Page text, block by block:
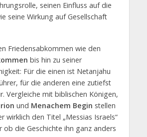
seinen Einfluss auf die
seine Wirkung auf Gesellschaft
Friedensabkommen wie den
bis hin zu seiner
Für die einen ist Netanjahu
für die anderen eine zutiefst
Vergleiche mit biblischen Königen,
und Menachem Begin stellen
wirklich den Titel „Messias Israels“
ob die Geschichte ihn ganz anders